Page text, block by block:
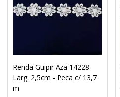
Renda Guipir Aza 14228
Larg. 2,5cm - Peca c/ 13,7
m